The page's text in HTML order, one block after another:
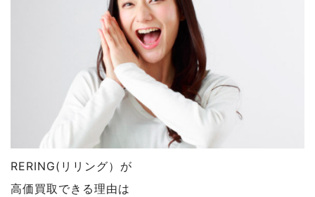
RERING(リリング）が
高価買取できる理由は